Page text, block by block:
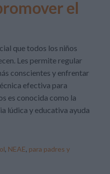
el
que todos los niños
Les permite regular
conscientes y enfrentar
efectiva para
es conocida como la
lúdica y educativa ayuda
, NEAE, para padres y